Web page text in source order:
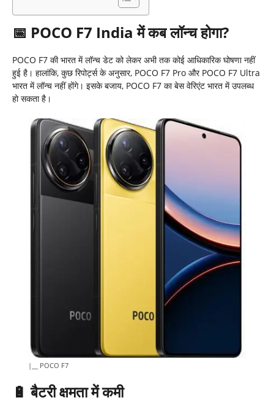
📅 POCO F7 Indiaमें कब लॉन्च होगा?
POCO F7 की भारत में लॉन्च डेट को लेकर अभी तक कोई आधिकारिक घोषणा नहीं
हुई है। हालांकि, कुछ रिपोर्ट्स के अनुसार, POCO F7 Pro और POCO F7 Ultra
भारत में लॉन्च नहीं होंगे। इसके बजाय, POCO F7 का बेस वेरिएंट भारत में उपलब्ध
हो सकता है।
|__ POCO F7
🔋 बैटरी क्षमता में कमी